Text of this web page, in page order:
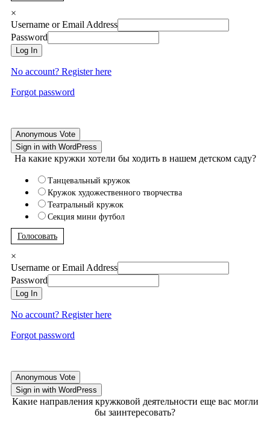
×
Username or Email Address
Password
Log In
No account? Register here
Forgot password
Anonymous Vote
Sign in with WordPress
На какие кружки хотели бы ходить в нашем детском саду?
Танцевальный кружок
Кружок художественного творчества
Театральный кружок
Секция мини футбол
Голосовать
×
Username or Email Address
Password
Log In
No account? Register here
Forgot password
Anonymous Vote
Sign in with WordPress
Какие направления кружковой деятельности еще вас могли
бы заинтересовать?